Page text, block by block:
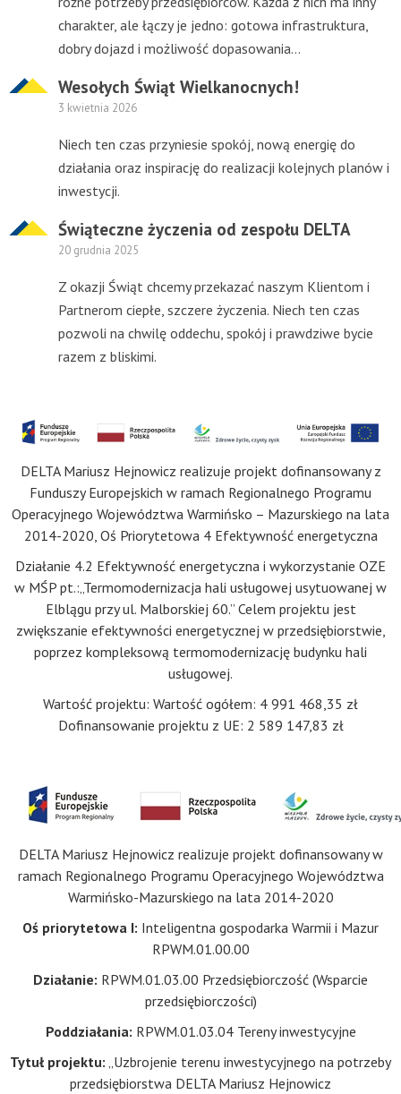
charakter, ale łączy je jedno: gotowa infrastruktura,
dobry dojazd i możliwość dopasowania...
Wesołych Świąt Wielkanocnych!
3 kwietnia 2026
Niech ten czas przyniesie spokój, nową energię do
działania oraz inspirację do realizacji kolejnych planów i
inwestycji.
Świąteczne życzenia od zespołu DELTA
20 grudnia 2025
Z okazji Świąt chcemy przekazać naszym Klientom i
Partnerom ciepłe, szczere życzenia. Niech ten czas
pozwoli na chwilę oddechu, spokój i prawdziwe bycie
razem z bliskimi.
DELTA Mariusz Hejnowicz realizuje projekt dofinansowany z
Funduszy Europejskich w ramach Regionalnego Programu
Operacyjnego Województwa Warmińsko – Mazurskiego na lata
2014-2020, Oś Priorytetowa 4 Efektywność energetyczna
Działanie 4.2 Efektywność energetyczna i wykorzystanie OZE
w MŚP pt.:„Termomodernizacja hali usługowej usytuowanej w
Elblągu przy ul. Malborskiej 60.” Celem projektu jest
zwiększanie efektywności energetycznej w przedsiębiorstwie,
poprzez kompleksową termomodernizację budynku hali
usługowej.
Wartość projektu: Wartość ogółem: 4 991 468,35 zł
Dofinansowanie projektu z UE: 2 589 147,83 zł
DELTA Mariusz Hejnowicz realizuje projekt dofinansowany w
ramach Regionalnego Programu Operacyjnego Województwa
Warmińsko-Mazurskiego na lata 2014-2020
Oś priorytetowa I: Inteligentna gospodarka Warmii i Mazur
RPWM.01.00.00
Działanie: RPWM.01.03.00 Przedsiębiorczość (Wsparcie
przedsiębiorczości)
Poddziałania: RPWM.01.03.04 Tereny inwestycyjne
Tytuł projektu: „Uzbrojenie terenu inwestycyjnego na potrzeby
przedsiębiorstwa DELTA Mariusz Hejnowicz